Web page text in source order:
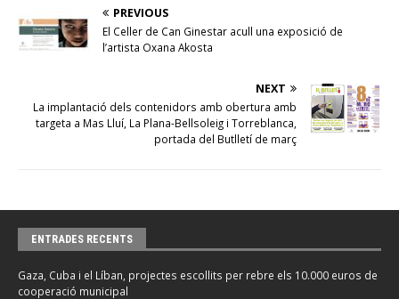
PREVIOUS
El Celler de Can Ginestar acull una exposició de
l’artista Oxana Akosta
NEXT
La implantació dels contenidors amb obertura amb
targeta a Mas Lluí, La Plana-Bellsoleig i Torreblanca,
portada del Butlletí de març
ENTRADES RECENTS
Gaza, Cuba i el Líban, projectes escollits per rebre els 10.000 euros de
cooperació municipal